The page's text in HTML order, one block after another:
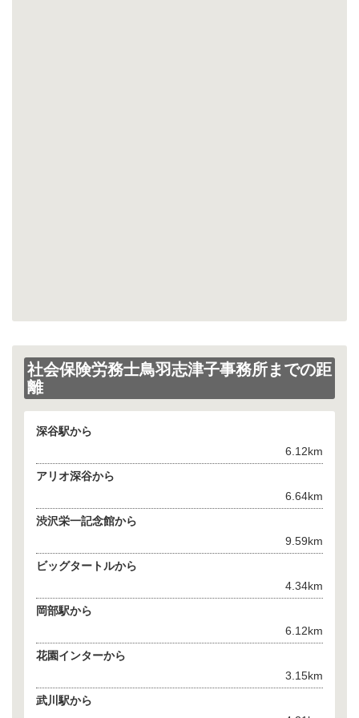
社会保険労務士鳥羽志津子事務所までの距
離
深谷駅から
6.12km
アリオ深谷から
6.64km
渋沢栄一記念館から
9.59km
ビッグタートルから
4.34km
岡部駅から
6.12km
花園インターから
3.15km
武川駅から